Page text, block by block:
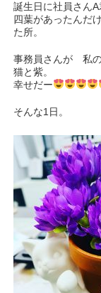
誕生日に社員さん
四葉があったんだ
た所。
事務員さんが 私
猫と紫。
幸せだー
そんな1日。